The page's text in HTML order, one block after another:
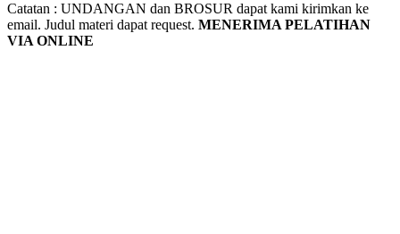
Catatan : UNDANGAN dan BROSUR dapat kami kirimkan ke
email. Judul materi dapat request. MENERIMA PELATIHAN
VIA ONLINE